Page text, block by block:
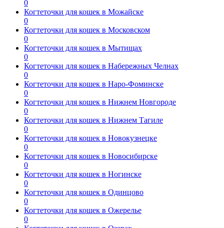
0
Когтеточки для кошек в Можайске
0
Когтеточки для кошек в Московском
0
Когтеточки для кошек в Мытищах
0
Когтеточки для кошек в Набережных Челнах
0
Когтеточки для кошек в Наро-Фоминске
0
Когтеточки для кошек в Нижнем Новгороде
0
Когтеточки для кошек в Нижнем Тагиле
0
Когтеточки для кошек в Новокузнецке
0
Когтеточки для кошек в Новосибирске
0
Когтеточки для кошек в Ногинске
0
Когтеточки для кошек в Одинцово
0
Когтеточки для кошек в Ожерелье
0